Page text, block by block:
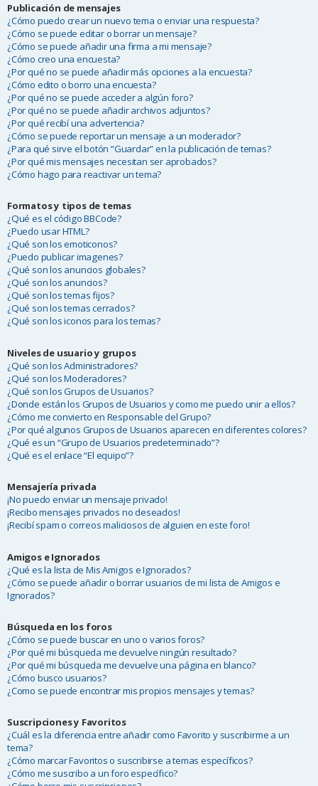
Publicación de mensajes
¿Cómo puedo crear un nuevo tema o enviar una respuesta?
¿Cómo se puede editar o borrar un mensaje?
¿Cómo se puede añadir una firma a mi mensaje?
¿Cómo creo una encuesta?
¿Por qué no se puede añadir más opciones a la encuesta?
¿Cómo edito o borro una encuesta?
¿Por qué no se puede acceder a algún foro?
¿Por qué no se puede añadir archivos adjuntos?
¿Por qué recibí una advertencia?
¿Cómo se puede reportar un mensaje a un moderador?
¿Para qué sirve el botón “Guardar” en la publicación de temas?
¿Por qué mis mensajes necesitan ser aprobados?
¿Cómo hago para reactivar un tema?
Formatos y tipos de temas
¿Qué es el código BBCode?
¿Puedo usar HTML?
¿Qué son los emoticonos?
¿Puedo publicar imagenes?
¿Qué son los anuncios globales?
¿Qué son los anuncios?
¿Qué son los temas fijos?
¿Qué son los temas cerrados?
¿Qué son los iconos para los temas?
Niveles de usuario y grupos
¿Qué son los Administradores?
¿Qué son los Moderadores?
¿Qué son los Grupos de Usuarios?
¿Donde están los Grupos de Usuarios y como me puedo unir a ellos?
¿Cómo me convierto en Responsable del Grupo?
¿Por qué algunos Grupos de Usuarios aparecen en diferentes colores?
¿Qué es un “Grupo de Usuarios predeterminado”?
¿Qué es el enlace “El equipo”?
Mensajería privada
¡No puedo enviar un mensaje privado!
¡Recibo mensajes privados no deseados!
¡Recibí spam o correos maliciosos de alguien en este foro!
Amigos e Ignorados
¿Qué es la lista de Mis Amigos e Ignorados?
¿Cómo se puede añadir o borrar usuarios de mi lista de Amigos e
Ignorados?
Búsqueda en los foros
¿Cómo se puede buscar en uno o varios foros?
¿Por qué mi búsqueda me devuelve ningún resultado?
¿Por qué mi búsqueda me devuelve una página en blanco?
¿Cómo busco usuarios?
¿Como se puede encontrar mis propios mensajes y temas?
Suscripciones y Favoritos
¿Cuál es la diferencia entre añadir como Favorito y suscribirme a un
tema?
¿Cómo marcar Favoritos o suscribirse a temas específicos?
¿Cómo me suscribo a un foro específico?